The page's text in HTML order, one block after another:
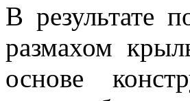
В результате
размахом
основе